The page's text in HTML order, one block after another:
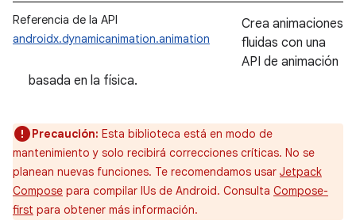
Referencia de la API
androidx.dynamicanimation.animation
Crea animaciones
fluidas con una
API de animación
basada en la física.
Precaución: Esta biblioteca está en modo de
mantenimiento y solo recibirá correcciones críticas. No se
planean nuevas funciones. Te recomendamos usar Jetpack
Compose para compilar IUs de Android. Consulta Compose-
first para obtener más información.